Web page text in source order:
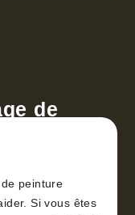
de
peinture
Si vous êtes